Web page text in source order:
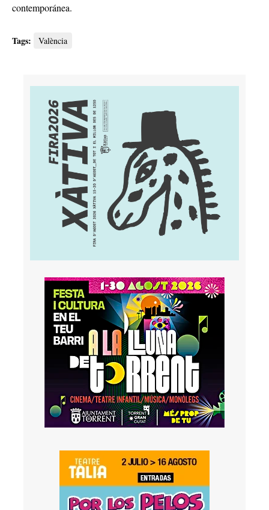
contemporánea.
Tags: València